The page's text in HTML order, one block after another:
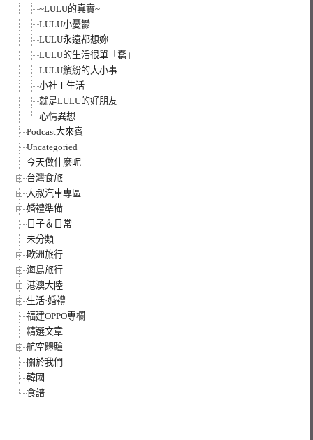
~LULU的真實~
LULU小憂鬱
LULU永遠都想妳
LULU的生活很單「蠢」
LULU繽紛的大小事
小社工生活
就是LULU的好朋友
心情異想
Podcast大來賓
Uncategoried
今天做什麼呢
台灣食旅
大叔汽車專區
婚禮準備
日子＆日常
未分類
歐洲旅行
海島旅行
港澳大陸
生活·婚禮
福建OPPO專欄
精選文章
航空體驗
關於我們
韓國
食譜